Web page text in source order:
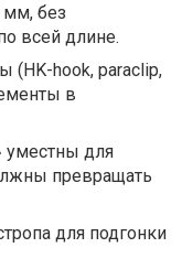
мм, без
всей длине.
(HK-hook, paraclip,
в
уместны для
превращать
для подгонки